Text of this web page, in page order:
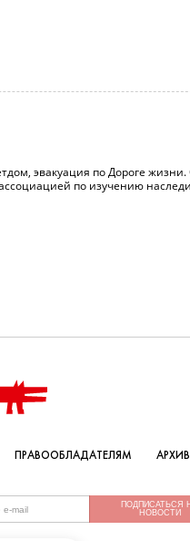
эвакуация по Дороге
по изучению
ПРАВООБЛАДАТЕЛЯМ
ПОДПИСАТЬСЯ
НОВОСТИ